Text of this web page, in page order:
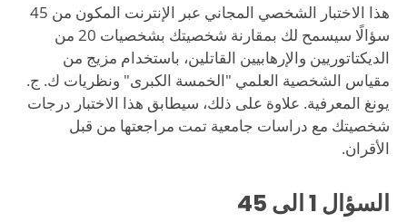
هذا الاختبار الشخصي المجاني عبر الإنترنت المكون من 45
سؤالًا سيسمح لك بمقارنة شخصيتك بشخصيات 20 من
الديكتاتوريين والإرهابيين القاتلين، باستخدام مزيج من
مقياس الشخصية العلمي "الخمسة الكبرى" ونظريات ك. ج.
يونغ المعرفية. علاوة على ذلك، سيطابق هذا الاختبار درجات
شخصيتك مع دراسات جامعية تمت مراجعتها من قبل
الأقران.
السؤال 1الى 45